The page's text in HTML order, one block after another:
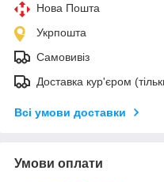
Нова Пошта
Укрпошта
Самовивіз
Доставка кур'єром
Всі умови доставки
Умови оплати